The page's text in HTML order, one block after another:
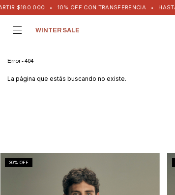
$180.000 • 10% OFF CON TRANSFERENCIA • HASTA 3
WINTER SALE
Error - 404
La página que estás buscando no existe.
30% OFF